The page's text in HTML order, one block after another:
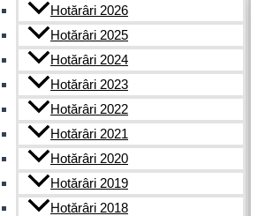
Hotărâri 2026
Hotărâri 2025
Hotărâri 2024
Hotărâri 2023
Hotărâri 2022
Hotărâri 2021
Hotărâri 2020
Hotărâri 2019
Hotărâri 2018